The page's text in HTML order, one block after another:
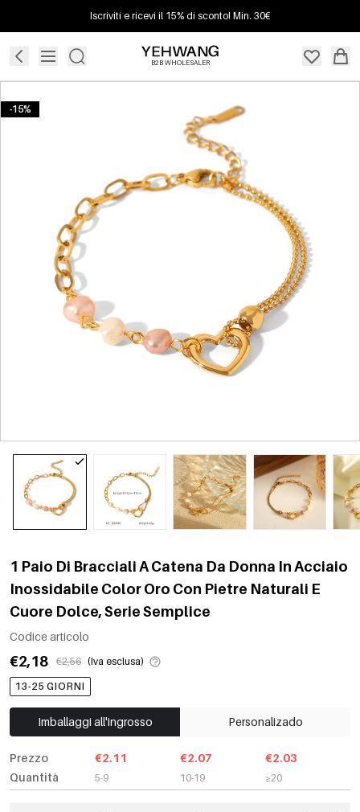
Iscriviti e ricevi il 15% di sconto! Min. 30€
B2B WHOLESALER
-15%
1 Paio Di Bracciali A Catena Da Donna In Acciaio
Inossidabile Color Oro Con Pietre Naturali E
Cuore Dolce, Serie Semplice
Codice articolo
€2,18 €2,56 (Iva esclusa)
13-25 GIORNI
Imballaggi all'ingrosso Personalizado
Prezzo
Quantità
€2.11
5-9
€2.07
10-19
€2.03
≥20